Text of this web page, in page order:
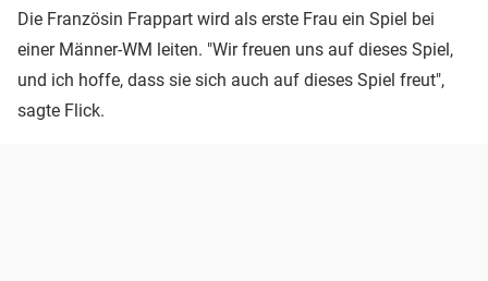
Die Französin Frappart wird als erste Frau ein Spiel bei
einer Männer-WM leiten. "Wir freuen uns auf dieses Spiel,
und ich hoffe, dass sie sich auch auf dieses Spiel freut",
sagte Flick.